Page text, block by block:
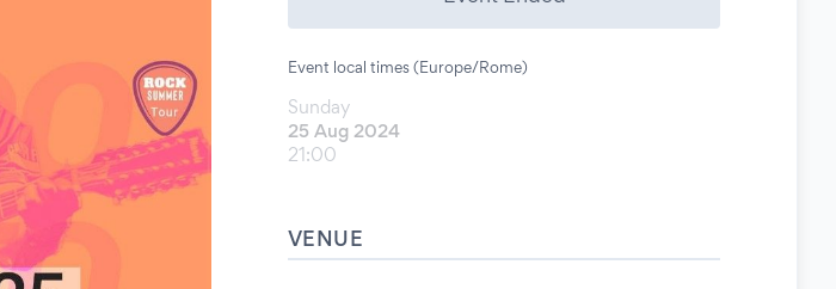
Event local times (Europe/Rome)
Sunday
25 Aug 2024
21:00
VENUE